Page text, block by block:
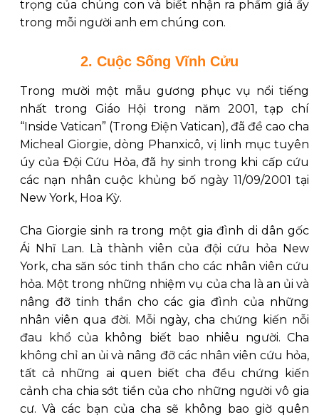
trọng của chúng con và biết nhận ra phẩm giá ấy
trong mỗi người anh em chúng con.
2. Cuộc Sống Vĩnh Cửu
Trong mười một mẫu gương phục vụ nổi tiếng
nhất trong Giáo Hội trong năm 2001, tạp chí
“Inside Vatican” (Trong Ðiện Vatican), đã đề cao cha
Micheal Giorgie, dòng Phanxicô, vị linh mục tuyên
úy của Ðội Cứu Hỏa, đã hy sinh trong khi cấp cứu
các nạn nhân cuộc khủng bố ngày 11/09/2001 tại
New York, Hoa Kỳ.
Cha Giorgie sinh ra trong một gia đình di dân gốc
Ái Nhĩ Lan. Là thành viên của đội cứu hỏa New
York, cha săn sóc tinh thần cho các nhân viên cứu
hỏa. Một trong những nhiệm vụ của cha là an ủi và
nâng đỡ tinh thần cho các gia đình của những
nhân viên qua đời. Mỗi ngày, cha chứng kiến nỗi
đau khổ của không biết bao nhiêu người. Cha
không chỉ an ủi và nâng đỡ các nhân viên cứu hỏa,
tất cả những ai quen biết cha đều chứng kiến
cảnh cha chia sớt tiền của cho những người vô gia
cư. Và các bạn của cha sẽ không bao giờ quên